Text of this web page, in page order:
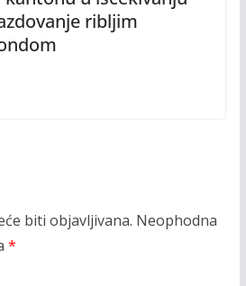
ribljim
biti objavljivana. Neophodna
*